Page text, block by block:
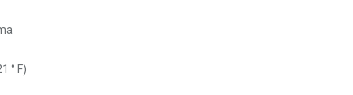
in PTFE, per
-
° F)